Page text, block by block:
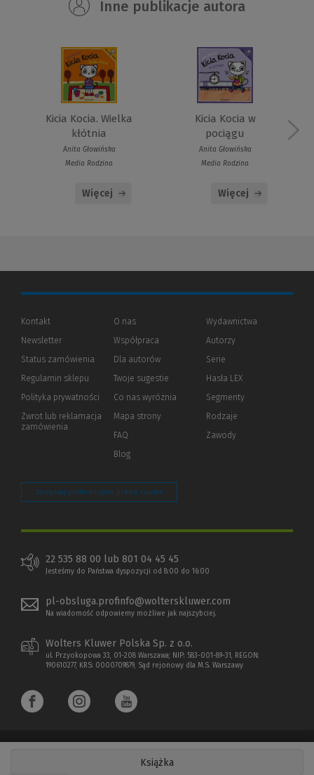
Książka
Inne publikacje autora
Kicia Kocia. Wielka
kłótnia
Anita Głowińska
Media Rodzina
Więcej
Kicia Kocia w
pociągu
Anita Głowińska
Media Rodzina
Więcej
Kontakt
Newsletter
Status zamówienia
Regulamin sklepu
Polityka prywatności (Nowe
(Link
innej
Zwrot lub reklamacja
zamówienia
O nas
Współpraca
Dla autorów(Nowe
(Link
innej
strony)
Twoje sugestie
Co nas wyróżnia
Mapa strony
FAQ
Blog
Wydawnictwa
Autorzy
Serie
Hasła LEX
Segmenty
Rodzaje
Zawody
Zarządzaj preferencjami plików cookie
22 535 88 00 lub 801 04 45 45
Jesteśmy do Państwa dyspozycji od 8:00 do 16:00
pl-obsluga.profinfo@wolterskluwer.com
Na wiadomość odpowiemy możliwe jak najszybciej.
Wolters Kluwer Polska Sp. z o.o.
ul. Przyokopowa 33, 01-208 Warszawa; NIP: 583-001-89-31, REGON:
190610277, KRS: 0000709879, Sąd rejonowy dla M.S. Warszawy